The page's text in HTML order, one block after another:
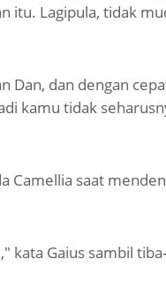
itu. Lagipula, tidak
Dan, dan dengan
kamu tidak
Camellia saat
kata Gaius sambil